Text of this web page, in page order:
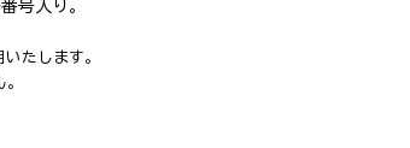
号入り。
たします。